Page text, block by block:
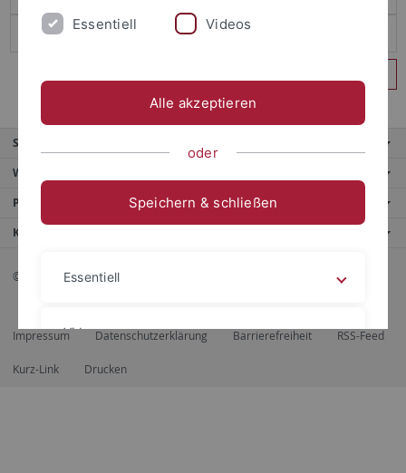
Service
Weitere Angebote
Portale
Kontaktinfo
© 2026 Eberhard Karls Universität Tübingen, Tübingen
Impressum Datenschutzerklärung Barrierefreiheit RSS-Feed
Kurz-Link Drucken
Essentiell Videos
Alle akzeptieren
oder
Speichern & schließen
Essentiell
Videos